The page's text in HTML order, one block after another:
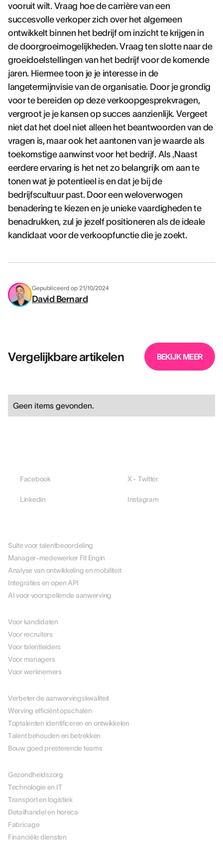
vooruit wilt. Vraag hoe de carrière van een
succesvolle verkoper zich over het algemeen
ontwikkelt binnen het bedrijf om inzicht te krijgen in
de doorgroeimogelijkheden. Vraag ten slotte naar de
groeidoelstellingen van het bedrijf voor de komende
jaren. Hiermee toon je je interesse in de
langetermijnvisie van de organisatie. Door je grondig
voor te bereiden op deze verkoopgesprekvragen,
vergroot je je kansen op succes aanzienlijk. Vergeet
niet dat het doel niet alleen het beantwoorden van de
vragen is, maar ook het aantonen van je waarde als
toekomstige aanwinst voor het bedrijf. Als .Naast
eerdere ervaring is het net zo belangrijk om aan te
tonen wat je potentieel is en dat je bij de
bedrijfscultuur past. Door een weloverwogen
benadering te kiezen en je unieke vaardigheden te
benadrukken, zul je jezelf positioneren als de ideale
kandidaat voor de verkoopfunctie die je zoekt.
Gepubliceerd op 21/10/2024
David Bernard
Vergelijkbare artikelen BEKIJK MEER
Geen items gevonden.
Facebook X - Twitter
Linkedin Instagram
Suite voor talentbeoordeling
Manager-medewerker Fit Engin
Analyse van ontwikkeling en mobiliteit
Integraties en open API
AI voor voorspellende aanwerving
Voor kandidaten
Voor recruiters
Voor talentleiders
Voor managers
Voor werknemers
Verbeter de aanwervingskwaliteit
Werving efficiënt opschalen
Toptalenten identificeren en ontwikkelen
Talent behouden en betrekken
Bouw goed presterende teams
Gezondheidszorg
Technologie en IT
Transport en logistiek
Detailhandel en horeca
Fabricage
Financiële diensten